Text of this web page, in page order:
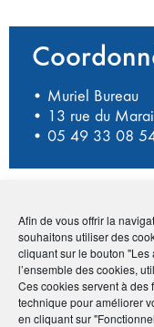
Afin de vous offrir la
souhaitons utiliser des
cliquant sur le bouton "Les
l’ensemble des cookies,
Ces cookies servent à des
technique pour améliorer
en cliquant sur
• Muriel Bureau
• 13 rue du
• 05 49 33 08
Noter